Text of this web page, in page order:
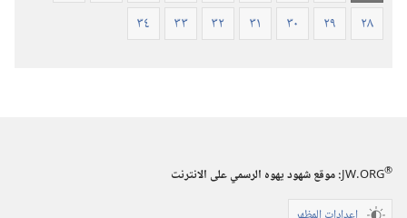
٢٨
٢٩ ٣٠ ٣١ ٣٢ ٣٣ ٣٤
JW.ORG®
:‏ موقع شهود يهوه الرسمي على الانترنت